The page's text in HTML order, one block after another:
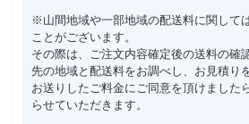
※山間地域や一部地域の配送料に関して
ことがございます。
その際は、ご注文内容確定後の送料の確
先の地域と配送料をお調べし、お見積り
お送りしたご料金にご同意を頂けました
らせていただきます。